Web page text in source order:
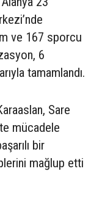
ve 167 sporcu
6
tamamlandı.
Sare
mücadele
bir
mağlup etti